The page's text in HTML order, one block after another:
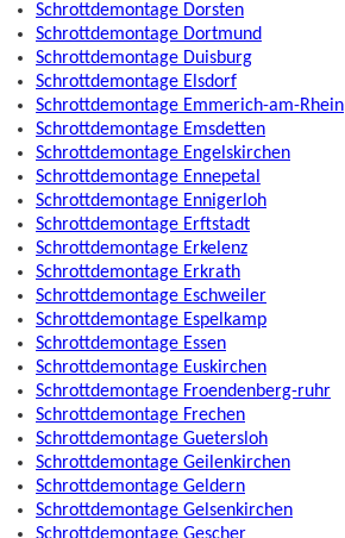
Schrottdemontage Dorsten
Schrottdemontage Dortmund
Schrottdemontage Duisburg
Schrottdemontage Elsdorf
Schrottdemontage Emmerich-am-Rhein
Schrottdemontage Emsdetten
Schrottdemontage Engelskirchen
Schrottdemontage Ennepetal
Schrottdemontage Ennigerloh
Schrottdemontage Erftstadt
Schrottdemontage Erkelenz
Schrottdemontage Erkrath
Schrottdemontage Eschweiler
Schrottdemontage Espelkamp
Schrottdemontage Essen
Schrottdemontage Euskirchen
Schrottdemontage Froendenberg-ruhr
Schrottdemontage Frechen
Schrottdemontage Guetersloh
Schrottdemontage Geilenkirchen
Schrottdemontage Geldern
Schrottdemontage Gelsenkirchen